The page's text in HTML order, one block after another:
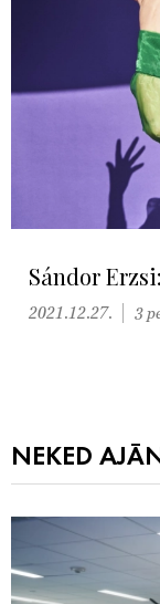
Sándor
2021.12.27. 3
NEKED